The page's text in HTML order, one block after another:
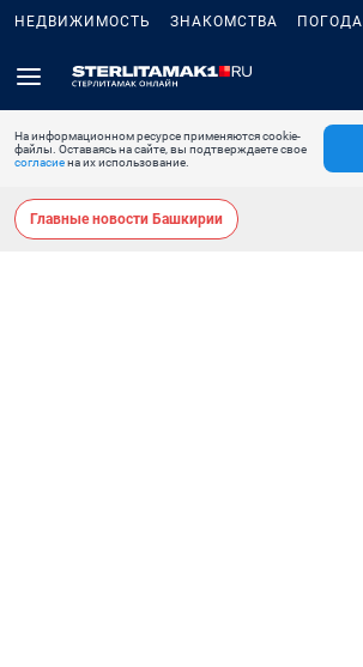
НЕДВИЖИМОСТЬ ЗНАКОМСТВА ПОГОДА
На информационном ресурсе применяются cookie-
файлы. Оставаясь на сайте, вы подтверждаете свое
согласиена их использование.
Главные новости Башкирии